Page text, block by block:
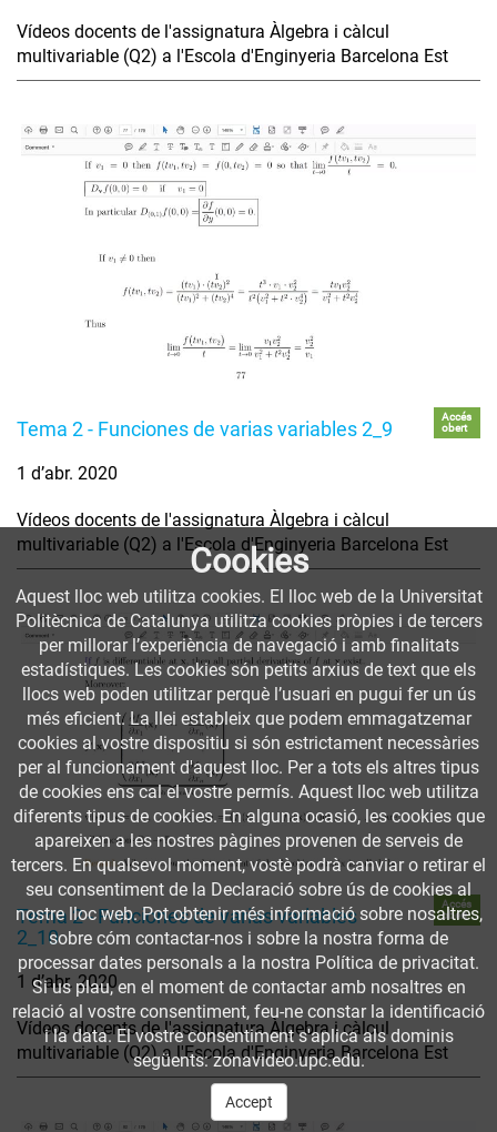
Vídeos docents de l'assignatura Àlgebra i càlcul
multivariable (Q2) a l'Escola d'Enginyeria Barcelona Est
Tema 2 - Funciones de varias variables 2_9
Accés
obert
1 d’abr. 2020
Vídeos docents de l'assignatura Àlgebra i càlcul
multivariable (Q2) a l'Escola d'Enginyeria Barcelona Est
Tema 2 - Funciones de varias variables
2_10
Accés
obert
1 d’abr. 2020
Vídeos docents de l'assignatura Àlgebra i càlcul
multivariable (Q2) a l'Escola d'Enginyeria Barcelona Est
Cookies
Aquest lloc web utilitza cookies. El lloc web de la Universitat
Politècnica de Catalunya utilitza cookies pròpies i de tercers
per millorar l’experiència de navegació i amb finalitats
estadístiques. Les cookies són petits arxius de text que els
llocs web poden utilitzar perquè l’usuari en pugui fer un ús
més eficient. La llei estableix que podem emmagatzemar
cookies al vostre dispositiu si són estrictament necessàries
per al funcionament d'aquest lloc. Per a tots els altres tipus
de cookies ens cal el vostre permís. Aquest lloc web utilitza
diferents tipus de cookies. En alguna ocasió, les cookies que
apareixen a les nostres pàgines provenen de serveis de
tercers. En qualsevol moment, vostè podrà canviar o retirar el
seu consentiment de la Declaració sobre ús de cookies al
nostre lloc web. Pot obtenir més informació sobre nosaltres,
sobre cóm contactar-nos i sobre la nostra forma de
processar dates personals a la nostra Política de privacitat.
Si us plau, en el moment de contactar amb nosaltres en
relació al vostre consentiment, feu-ne constar la identificació
i la data. El vostre consentiment s'aplica als dominis
següents: zonavideo.upc.edu.
Accept